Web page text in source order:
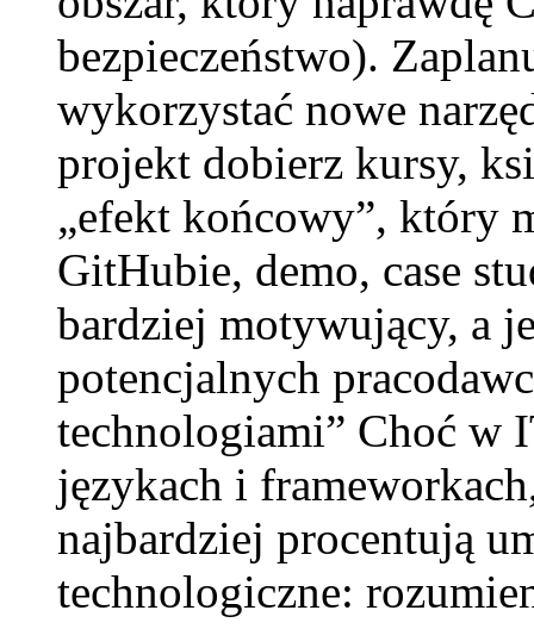
bezpieczeństwo).
wykorzystać nowe
projekt dobierz kursy,
„efekt końcowy”, który
GitHubie, demo, case
bardziej motywujący, a
potencjalnych
technologiami” Choć w
językach i
najbardziej procentują
technologiczne: